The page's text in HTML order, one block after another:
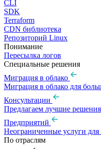
CLI
SDK
Terraform
CDN библиотека
Репозиторий Linux
Понимание
Пересылка логов
Специальные решения
Миграция в облако
Миграция в облако для
Консультации
Предлагаем лучшие
Предприятий
Неограниченные услуги
По отраслям